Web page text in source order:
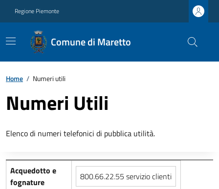
Regione Piemonte
Comune di Maretto
Home / Numeri utili
Numeri Utili
Elenco di numeri telefonici di pubblica utilità.
Acquedotto e
fognature
800.66.22.55 servizio clienti